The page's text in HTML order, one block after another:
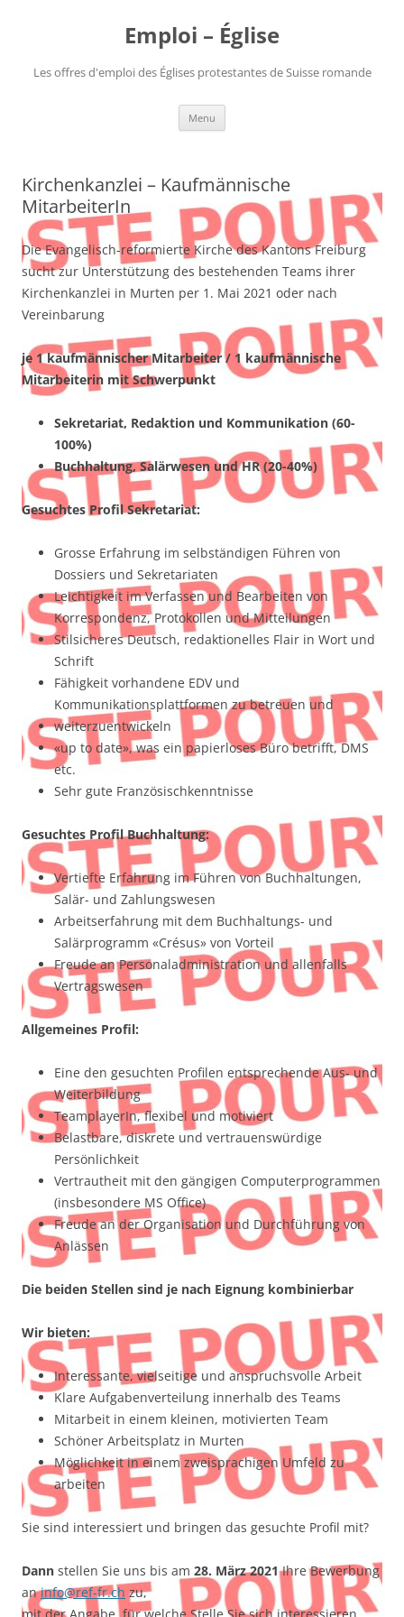
Emploi – Église
Les offres d'emploi des Églises protestantes de Suisse romande
Menu
Kirchenkanzlei – Kaufmännische
MitarbeiterIn
Die Evangelisch-reformierte Kirche des Kantons Freiburg
sucht zur Unterstützung des bestehenden Teams ihrer
Kirchenkanzlei in Murten per 1. Mai 2021 oder nach
Vereinbarung
je 1 kaufmännischer Mitarbeiter / 1 kaufmännische
Mitarbeiterin mit Schwerpunkt
Sekretariat, Redaktion und Kommunikation (60-
100%)
Buchhaltung, Salärwesen und HR (20-40%)
Gesuchtes Profil Sekretariat:
Grosse Erfahrung im selbständigen Führen von
Dossiers und Sekretariaten
Leichtigkeit im Verfassen und Bearbeiten von
Korrespondenz, Protokollen und Mitteilungen
Stilsicheres Deutsch, redaktionelles Flair in Wort und
Schrift
Fähigkeit vorhandene EDV und
Kommunikationsplattformen zu betreuen und
weiterzuentwickeln
«up to date», was ein papierloses Büro betrifft, DMS
etc.
Sehr gute Französischkenntnisse
Gesuchtes Profil Buchhaltung:
Vertiefte Erfahrung im Führen von Buchhaltungen,
Salär- und Zahlungswesen
Arbeitserfahrung mit dem Buchhaltungs- und
Salärprogramm «Crésus» von Vorteil
Freude an Personaladministration und allenfalls
Vertragswesen
Allgemeines Profil:
Eine den gesuchten Profilen entsprechende Aus- und
Weiterbildung
TeamplayerIn, flexibel und motiviert
Belastbare, diskrete und vertrauenswürdige
Persönlichkeit
Vertrautheit mit den gängigen Computerprogrammen
(insbesondere MS Office)
Freude an der Organisation und Durchführung von
Anlässen
Die beiden Stellen sind je nach Eignung kombinierbar
Wir bieten:
Interessante, vielseitige und anspruchsvolle Arbeit
Klare Aufgabenverteilung innerhalb des Teams
Mitarbeit in einem kleinen, motivierten Team
Schöner Arbeitsplatz in Murten
Möglichkeit in einem zweisprachigen Umfeld zu
arbeiten
Sie sind interessiert und bringen das gesuchte Profil mit?
Dann stellen Sie uns bis am 28. März 2021Ihre Bewerbung
aninfo@ref-fr.ch zu,